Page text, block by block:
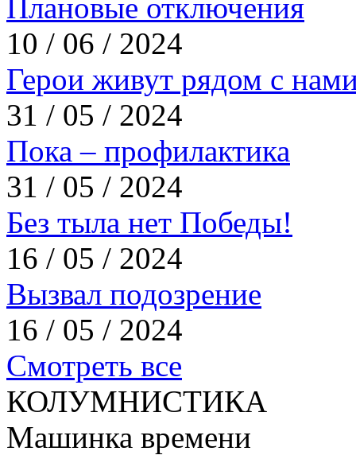
Плановые отключения
10 / 06 / 2024
Герои живут рядом с
31 / 05 / 2024
Пока – профилактика
31 / 05 / 2024
Без тыла нет Победы!
16 / 05 / 2024
Вызвал подозрение
16 / 05 / 2024
Смотреть все
КОЛУМНИСТИКА
Машинка времени